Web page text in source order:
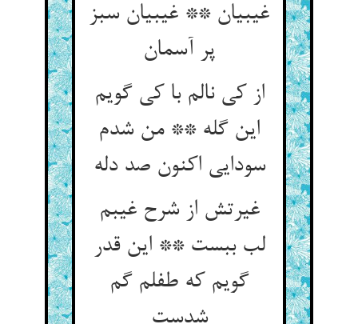
غیبیان ** غیبیان سبز
پر آسمان
از کی نالم با کی گویم
این گله ** من شدم
سودایی اکنون صد دله
غیرتش از شرح غیبم
لب ببست ** این قدر
گویم که طفلم گم
شدست